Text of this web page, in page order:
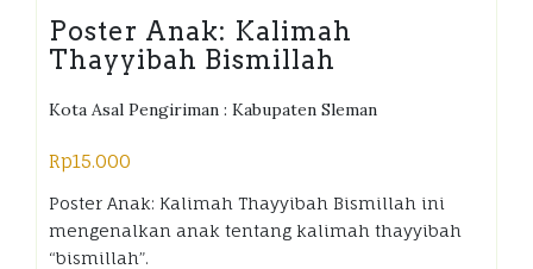
Poster Anak: Kalimah
Thayyibah Bismillah
Kota Asal Pengiriman : Kabupaten Sleman
Rp15.000
Poster Anak: Kalimah Thayyibah Bismillah ini
mengenalkan anak tentang kalimah thayyibah
“bismillah”.